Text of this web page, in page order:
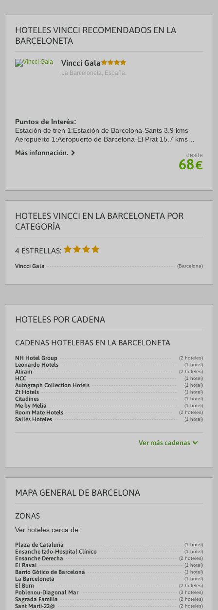
HOTELES VINCCI RECOMENDADOS EN LA
BARCELONETA
Vincci Gala
La Barceloneta, España.
Puntos de Interés:
Estación de tren 1:Estación de Barcelona-Sants 3.9 kms
Aeropuerto 1:Aeropuerto de Barcelona-El Prat 15.7 kms
Centro Ciudad:Plaza Catalunya 1.0 kms
Más información. desde
68€
HOTELES VINCCI EN LA BARCELONETA POR
CATEGORÍA
4 ESTRELLAS:
Vincci Gala (Barcelona)
HOTELES POR CADENA
CADENAS HOTELERAS EN LA BARCELONETA
NH Hotel Group (2 hoteles)
Leonardo Hotels (1 hotel)
Atiram (2 hoteles)
HCC (1 hotel)
Autograph Collection Hotels (1 hotel)
Zt Hotels (1 hotel)
Citadines (1 hotel)
Me by Meliá (1 hotel)
Room Mate Hotels (2 hoteles)
Sallés Hoteles (1 hotel)
Ver más cadenas
MAPA GENERAL DE BARCELONA
ZONAS
Ver hoteles cerca de:
Plaza de Cataluña (1 hotel)
Ensanche Izdo-Hospital Clínico (1 hotel)
Ensanche Derecha (2 hoteles)
El Raval (1 hotel)
Barrio Gótico de Barcelona (1 hotel)
La Barceloneta (1 hotel)
El Born (2 hoteles)
Poblenou-Diagonal Mar (3 hoteles)
Sagrada Familia (2 hoteles)
Sant Martí-22@ (2 hoteles)